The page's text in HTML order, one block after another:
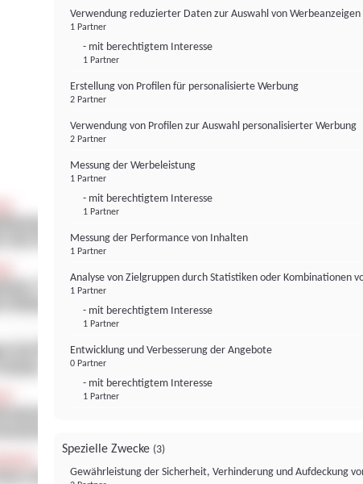
Verwendung reduzierter Daten zur Auswahl von Werbeanzeigen
1 Partner
- mit berechtigtem Interesse
1 Partner
Erstellung von Profilen für personalisierte Werbung
2 Partner
Verwendung von Profilen zur Auswahl personalisierter Werbung
2 Partner
Messung der Werbeleistung
1 Partner
- mit berechtigtem Interesse
1 Partner
Messung der Performance von Inhalten
1 Partner
Analyse von Zielgruppen durch Statistiken oder Kombinationen
1 Partner
- mit berechtigtem Interesse
1 Partner
Entwicklung und Verbesserung der Angebote
0 Partner
- mit berechtigtem Interesse
1 Partner
Spezielle Zwecke (3)
Gewährleistung der Sicherheit, Verhinderung und Aufdeckung